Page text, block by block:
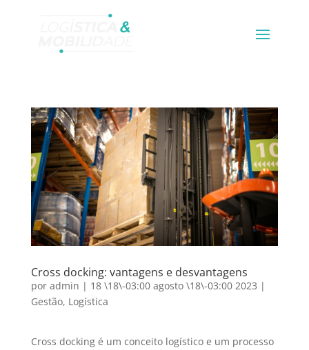
Cross docking: vantagens e desvantagens
por admin | 18 \18\-03:00 agosto \18\-03:00 2023 |
Gestão, Logística
Cross docking é um conceito logístico e um processo